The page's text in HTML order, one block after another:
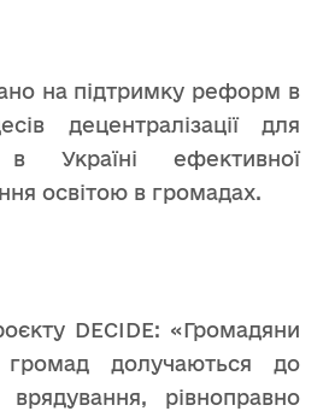
на підтримку реформ в
децентралізації для
в Україні ефективної
освітою в громадах.
DECIDE: «Громадяни
громад долучаються до
врядування, рівноправно